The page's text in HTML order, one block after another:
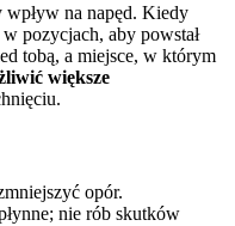
na napęd. Kiedy
pozycjach, aby powstał
tobą, a miejsce, w którym
większe
opór.
nie rób skutków